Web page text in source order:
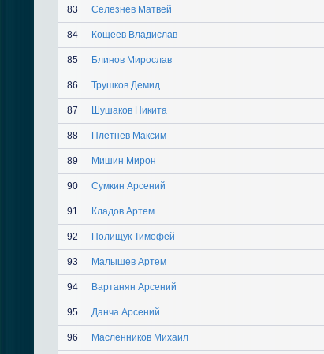
83 Селезнев Матвей
84 Кощеев Владислав
85 Блинов Мирослав
86 Трушков Демид
87 Шушаков Никита
88 Плетнев Максим
89 Мишин Мирон
90 Сумкин Арсений
91 Кладов Артем
92 Полищук Тимофей
93 Малышев Артем
94 Вартанян Арсений
95 Данча Арсений
96 Масленников Михаил